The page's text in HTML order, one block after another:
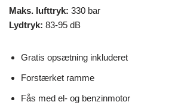
Maks. lufttryk: 330 bar
Lydtryk: 83-95 dB
Gratis opsætning inkluderet
Forstærket ramme
Fås med el- og benzinmotor